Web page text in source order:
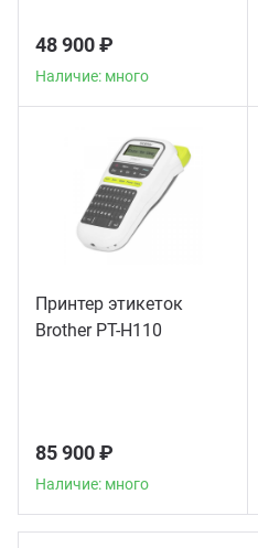
48 900 ₽
Наличие: много
Принтер этикеток
Brother PT-H110
85 900 ₽
Наличие: много